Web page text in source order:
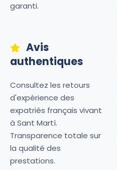
garanti.
Avis
authentiques
Consultez les retours
d'expérience des
expatriés français vivant
à Sant Martí.
Transparence totale sur
la qualité des
prestations.